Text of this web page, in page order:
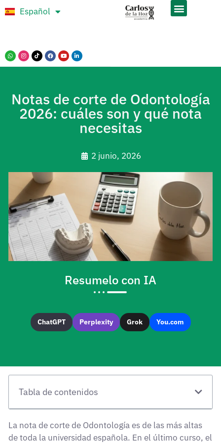
Español
Português
Notas de corte de Odontología
2026: cuáles son y qué nota
necesitas
2 junio, 2026
Resumelo con IA
ChatGPT Perplexity Grok You.com
Tabla de contenidos
La nota de corte de Odontología es de las más altas
de toda la universidad española. En el último curso, el